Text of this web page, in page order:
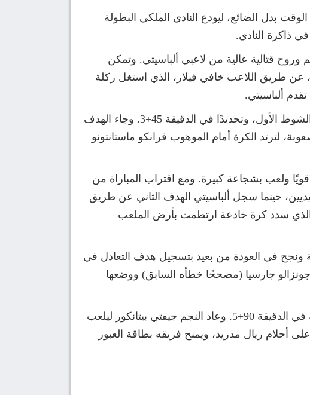
بدل الضائع، ليودع النادي الملكي البطولة
ذاكرة النادي.
قتالية عالية من لاعبي ألباسيتي. وتمكن
أصحاب الأرض من مباغتة كتيبة المدرب الإيطالي كارلو أنشيلوتي بافتتاح التسجيل في الدقيقة 42، عن طريق اللاعب خافي فيلار، الذي استغل ركلة
ألباسيتي.
ولم ينتظر ريال مدريد طويلًا للرد، حيث نجح الفريق في إدراك التعادل في اللحظات الأخيرة من الشوط الأول، وتحديدًا في الدقيقة 45+3. وجاء الهدف
لترتد الكرة أمام الموهوب فرانكو ماستانتونو
ولعب بشجاعة كبيرة. ومع اقتراب المباراة من
إلا أن الدقيقة 82 حملت صدمة جديدة للمدريديين، حينما سجل ألباسيتي الهدف الثاني عن طريق
الذي سدد كرة خادعة ارتطمت بأرض الملعب
ونجح في العودة من بعيد بتسجيل هدف التعادل في
لها جونزالو جارسيا (مصححًا خطأه السابق) ووضعها
وبينما كان الجميع يستعد لصافرة النهاية واللجوء للأشواط الإضافية، وجه ألباسيتي الضربة القاضية في الدقيقة 90+5. وعاد النجم جيفتي بيتانكور ليلعب
أحلام ريال مدريد، ويمنح فريقه بطاقة العبور